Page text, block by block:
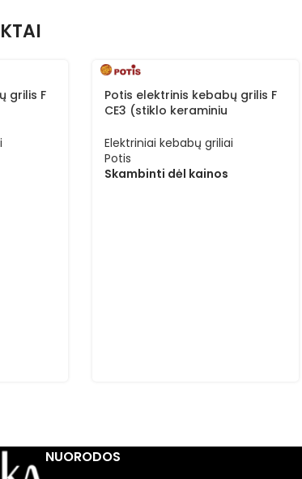
grilis F
Potis elektrinis kebabų grilis F
CE3 (stiklo keraminiu
Elektriniai kebabų griliai
Potis
Skambinti dėl kainos
NUORODOS